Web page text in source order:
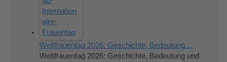
Weltfrauentag 2026: Geschichte, Bedeutung…
Weltfrauentag 2026: Geschichte, Bedeutung und